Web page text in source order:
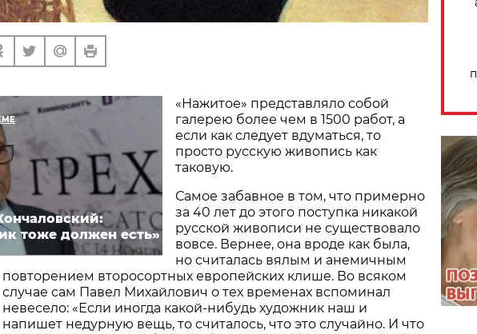
тоже должен есть»
«Нажитое» представляло собой
галерею более чем в 1500 работ, а
если как следует вдуматься, то
просто русскую живопись как
таковую.
Самое забавное в том, что примерно
за 40 лет до этого поступка никакой
русской живописи не существовало
вовсе. Вернее, она вроде как была,
но считалась вялым и анемичным
повторением второсортных европейских клише. Во всяком
случае сам Павел Михайлович о тех временах вспоминал
невесело: «Если иногда какой-нибудь художник наш и
напишет недурную вещь, то считалось, что это случайно. И что